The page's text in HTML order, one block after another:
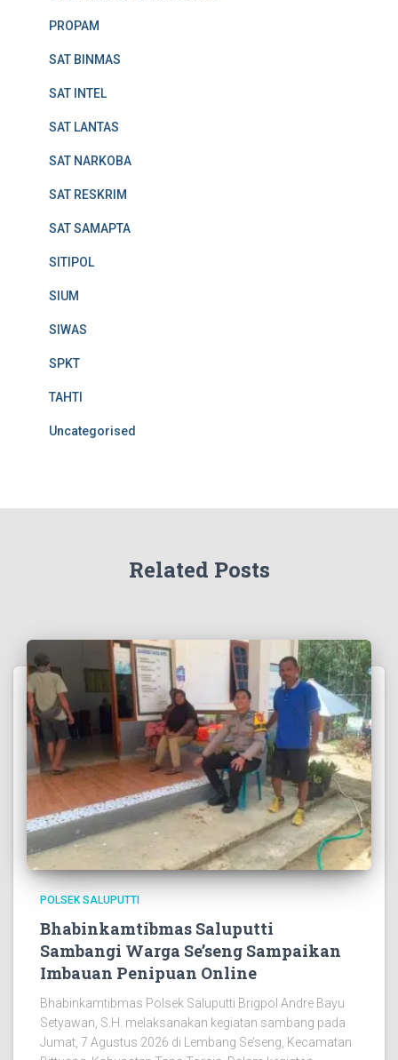
PROPAM
SAT BINMAS
SAT INTEL
SAT LANTAS
SAT NARKOBA
SAT RESKRIM
SAT SAMAPTA
SITIPOL
SIUM
SIWAS
SPKT
TAHTI
Uncategorised
Related Posts
POLSEK SALUPUTTI
Bhabinkamtibmas Saluputti
Sambangi Warga Se’seng Sampaikan
Imbauan Penipuan Online
Bhabinkamtibmas Polsek Saluputti Brigpol Andre Bayu
Setyawan, S.H. melaksanakan kegiatan sambang pada
Jumat, 7 Agustus 2026 di Lembang Se’seng, Kecamatan